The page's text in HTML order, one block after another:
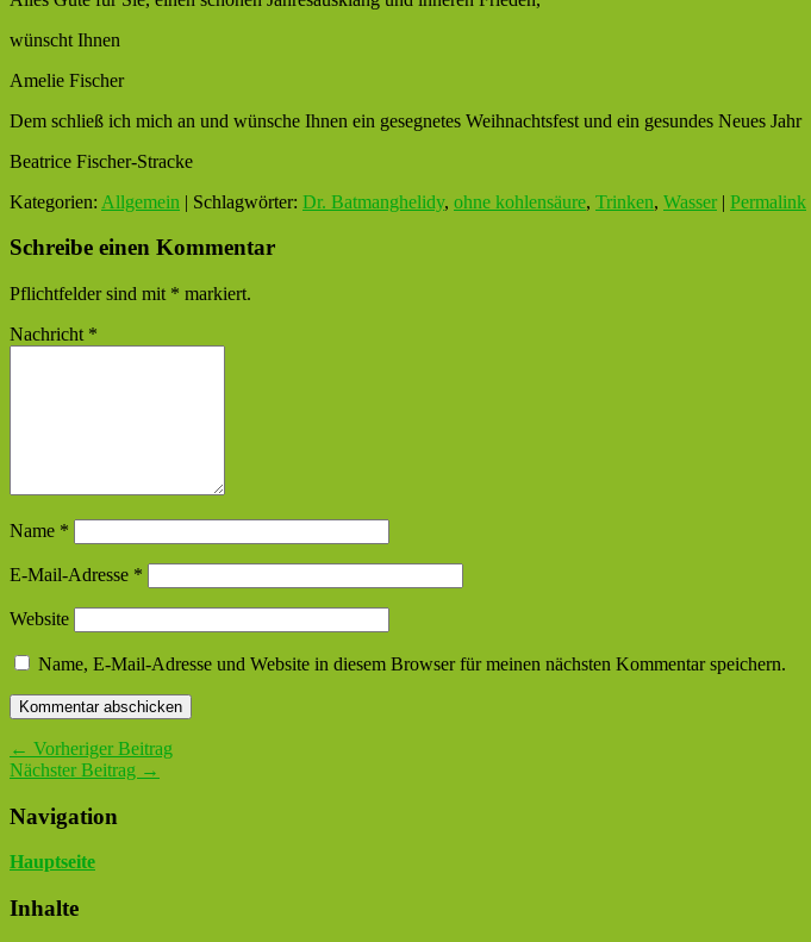
wünscht Ihnen
Amelie Fischer
Dem schließ ich mich an und wünsche Ihnen ein gesegnetes Weihnachtsfest und ein gesundes Neues Jahr
Beatrice Fischer-Stracke
Kategorien: Allgemein | Schlagwörter: Dr. Batmanghelidy, ohne kohlensäure, Trinken, Wasser| Permalink
Schreibe einen Kommentar
Pflichtfelder sind mit * markiert.
Nachricht *
Name *
E-Mail-Adresse *
Website
Name, E-Mail-Adresse und Website in diesem Browser für meinen nächsten Kommentar speichern.
← Vorheriger Beitrag
Nächster Beitrag →
Navigation
Hauptseite
Inhalte